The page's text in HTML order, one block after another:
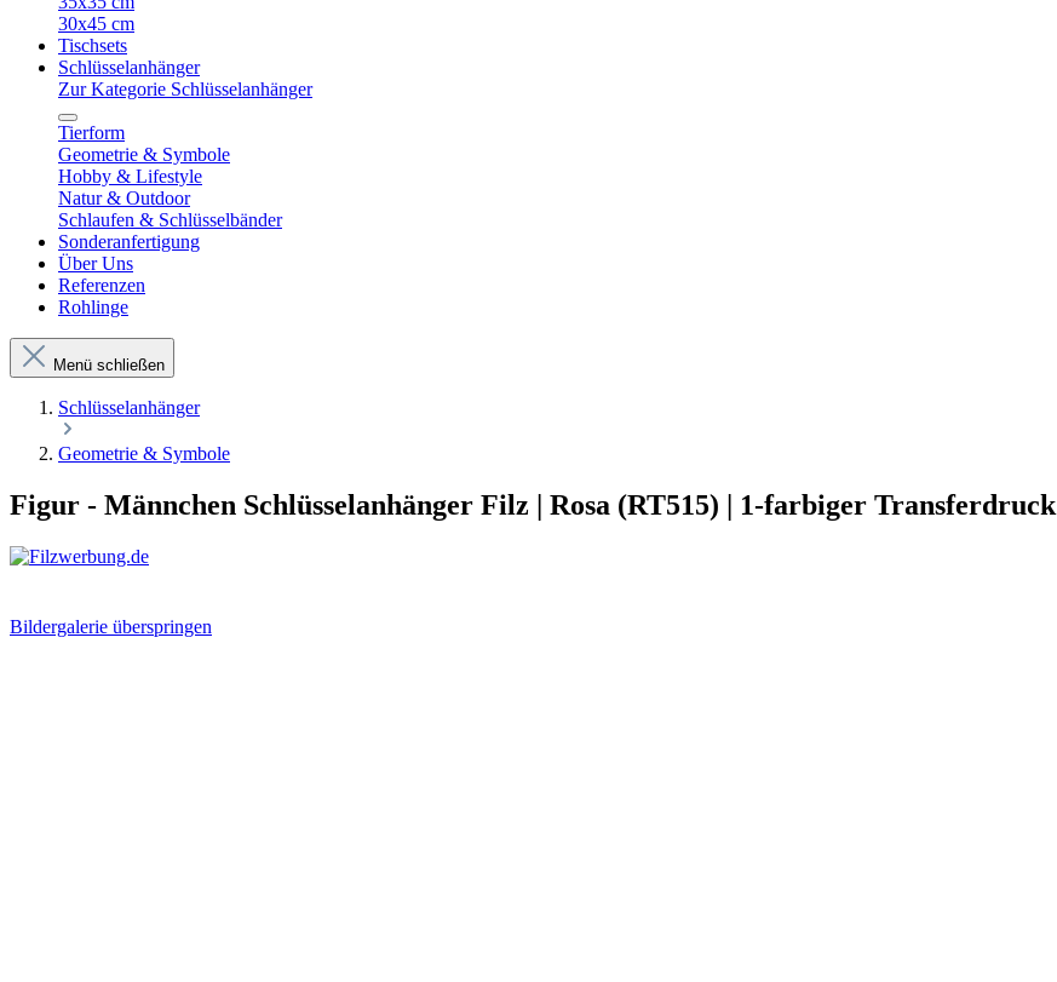
30x45 cm
Tischsets
Schlüsselanhänger
Zur Kategorie Schlüsselanhänger
Tierform
Geometrie & Symbole
Hobby & Lifestyle
Natur & Outdoor
Schlaufen & Schlüsselbänder
Sonderanfertigung
Über Uns
Referenzen
Rohlinge
Menü schließen
Schlüsselanhänger
Geometrie & Symbole
Figur - Männchen Schlüsselanhänger Filz | Rosa (RT515) | 1-farbiger Transferdruck
Bildergalerie überspringen